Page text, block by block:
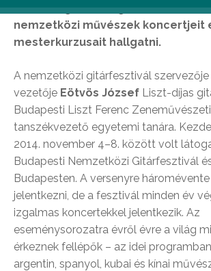
lehetőségük a hangszer
nemzetközi művészek koncertjeit
mesterkurzusait hallgatni.
A nemzetközi gitárfesztivál
vezetője Eötvös József Liszt-díjas
Budapesti Liszt Ferenc
tanszékvezető egyetemi tanára.
2014. november 4–8. között volt
Budapesti Nemzetközi Gitárfesztivál
Budapesten. A versenyre
jelentkezni, de a fesztivál minden év
izgalmas koncertekkel jelentkezik. Az
eseménysorozatra évről évre a világ
érkeznek fellépők – az idei
argentin, spanyol, kubai és kínai